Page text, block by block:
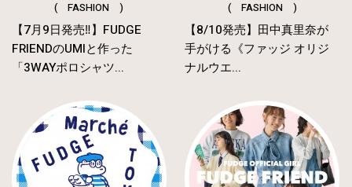
( FASHION )
【7月9日発売‼︎】FUDGE
FRIENDのUMIと作った
「3WAYポロシャツ...
( FASHION )
【8/10発売】田中真里奈が
手がける《ファッジ オリジ
ナルウエ...